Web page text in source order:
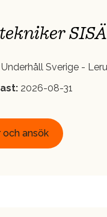
Underhåll Sverige -
2026-08-31
och ansök